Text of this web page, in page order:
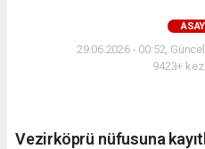
29.06.2026 - 00:52,
9423+
Vezirköprü nüfusuna